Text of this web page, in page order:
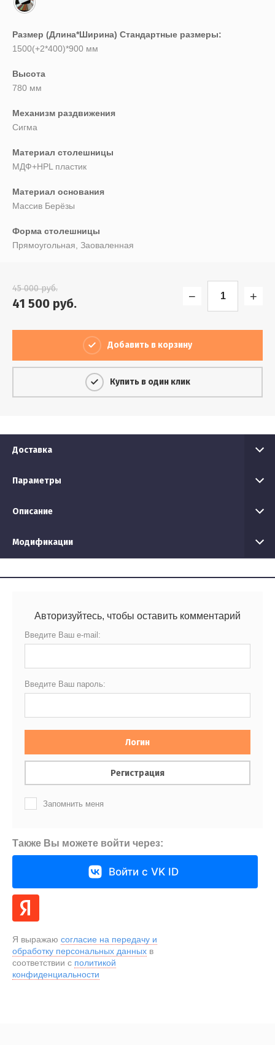
Размер (Длина*Ширина) Стандартные размеры:
1500(+2*400)*900 мм
Высота
780 мм
Механизм раздвижения
Сигма
Материал столешницы
МДФ+HPL пластик
Материал основания
Массив Берёзы
Форма столешницы
Прямоугольная, Заоваленная
45 000руб.
41 500 руб. − +
Добавить в корзину
Купить в один клик
Доставка
Параметры
Описание
Модификации
Авторизуйтесь, чтобы оставить комментарий
Введите Ваш e-mail:
Введите Ваш пароль:
Логин
Регистрация
Запомнить меня
Также Вы можете войти через:
Войти с VK ID
Я выражаю согласие на передачу и
обработку персональных данных в
соответствии с политикой
конфиденциальности
Выберите...
Результатов на странице: